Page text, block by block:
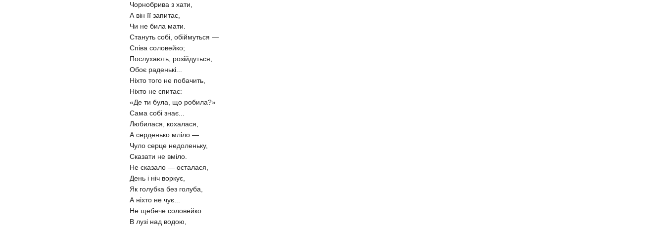
Чорнобрива з хати,
А він її запитає,
Чи не била мати.
Стануть собі, обіймуться —
Співа соловейко;
Послухають, розійдуться,
Обоє раденькі...
Ніхто того не побачить,
Ніхто не спитає:
«Де ти була, що робила?»
Сама собі знає...
Любилася, кохалася,
А серденько мліло —
Чуло серце недоленьку,
Сказати не вміло.
Не сказало — осталася,
День і ніч воркує,
Як голубка без голуба,
А ніхто не чує...
Не щебече соловейко
В лузі над водою,